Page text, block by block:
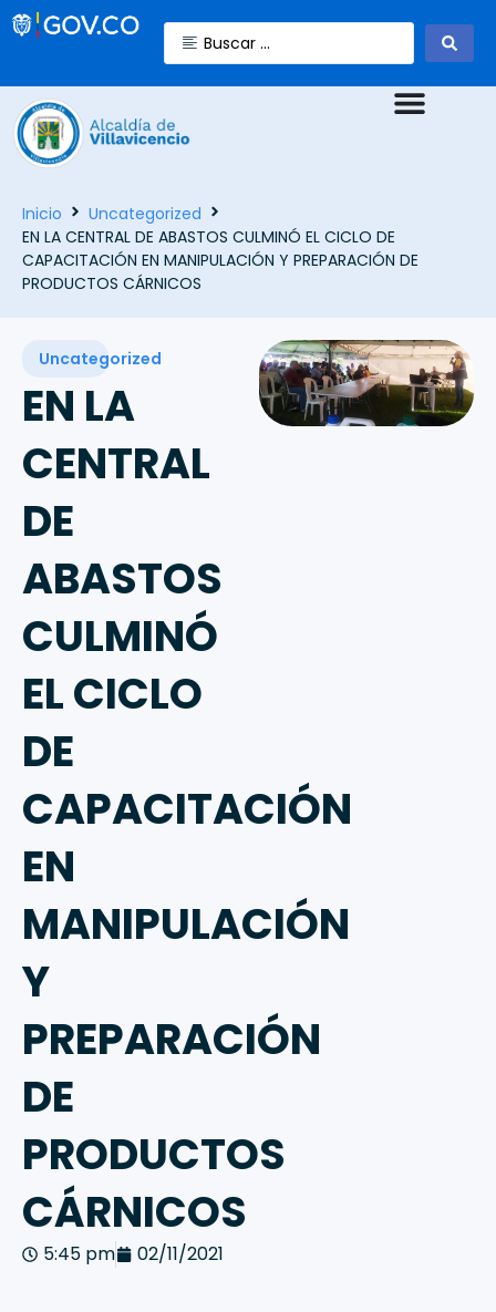
Inicio
Uncategorized
EN LA CENTRAL DE ABASTOS CULMINÓ EL CICLO DE
CAPACITACIÓN EN MANIPULACIÓN Y PREPARACIÓN DE
PRODUCTOS CÁRNICOS
Uncategorized
EN LA
CENTRAL
DE
ABASTOS
CULMINÓ
EL CICLO
DE
CAPACITACIÓN
EN
MANIPULACIÓN
Y
PREPARACIÓN
DE
PRODUCTOS
CÁRNICOS
5:45 pm 02/11/2021